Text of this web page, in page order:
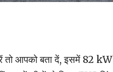
आपको बता दें, इसमें 82